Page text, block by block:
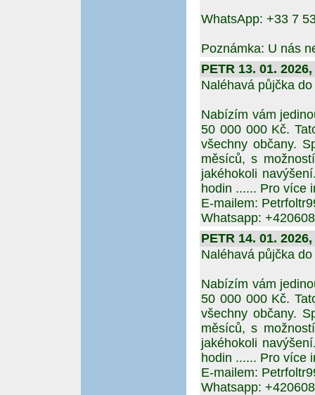
WhatsApp: +33 7
Poznámka: U nás
PETR 13. 01.
Naléhavá půjčka
Nabízím vám
50 000 000 Kč.
všechny občany.
měsíců, s
jakéhokoli
hodin ...... Pro více
E-mailem:
Whatsapp:
PETR 14. 01.
Naléhavá půjčka
Nabízím vám
50 000 000 Kč.
všechny občany.
měsíců, s
jakéhokoli
hodin ...... Pro více
E-mailem:
Whatsapp: